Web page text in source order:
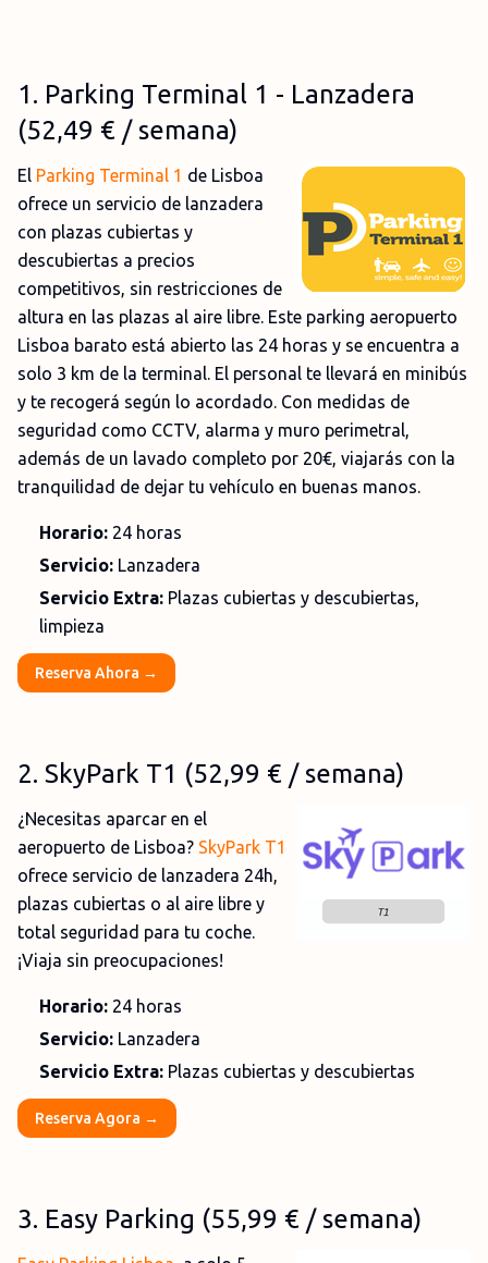
1. Parking Terminal 1 - Lanzadera
(52,49 € / semana)
El Parking Terminal 1 de Lisboa
ofrece un servicio de lanzadera
con plazas cubiertas y
descubiertas a precios
competitivos, sin restricciones de
altura en las plazas al aire libre. Este parking aeropuerto
Lisboa barato está abierto las 24 horas y se encuentra a
solo 3 km de la terminal. El personal te llevará en minibús
y te recogerá según lo acordado. Con medidas de
seguridad como CCTV, alarma y muro perimetral,
además de un lavado completo por 20€, viajarás con la
tranquilidad de dejar tu vehículo en buenas manos.
Horario: 24 horas
Servicio: Lanzadera
Servicio Extra: Plazas cubiertas y descubiertas,
limpieza
Reserva Ahora →
2. SkyPark T1 (52,99 € / semana)
¿Necesitas aparcar en el
aeropuerto de Lisboa? SkyPark T1
ofrece servicio de lanzadera 24h,
plazas cubiertas o al aire libre y
total seguridad para tu coche.
¡Viaja sin preocupaciones!
Horario: 24 horas
Servicio: Lanzadera
Servicio Extra: Plazas cubiertas y descubiertas
Reserva Agora →
3. Easy Parking (55,99 € / semana)